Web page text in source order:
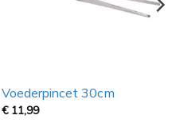
Voederpincet 30cm
€ 11,99